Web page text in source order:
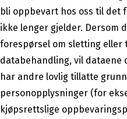
bli oppbevart hos oss til det
ikke lenger gjelder. Dersom
forespørsel om sletting
databehandling, vil dataene
har andre lovlig tillatte
personopplysninger (for
kjøpsrettslige